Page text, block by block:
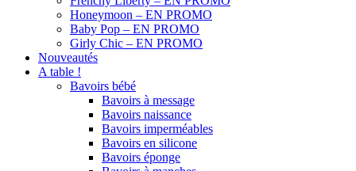
Honeymoon – EN PROMO
Baby Pop – EN PROMO
Girly Chic – EN PROMO
Nouveautés
A table !
Bavoirs bébé
Bavoirs à message
Bavoirs naissance
Bavoirs imperméables
Bavoirs en silicone
Bavoirs éponge